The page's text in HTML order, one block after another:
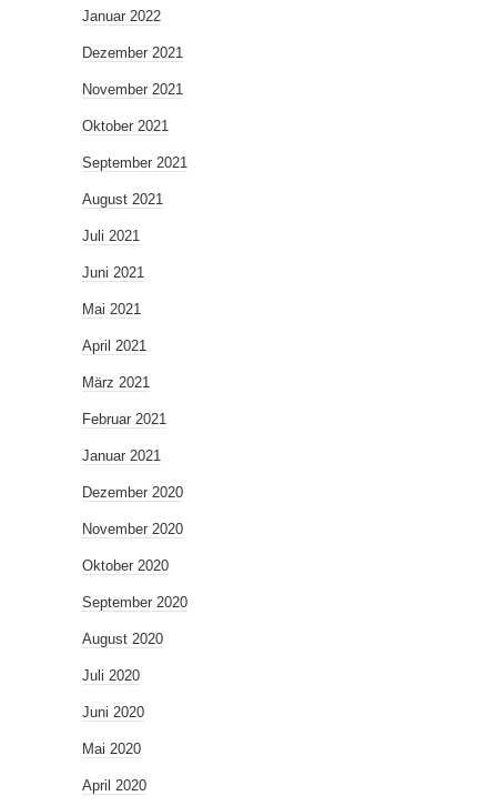
Januar 2022
Dezember 2021
November 2021
Oktober 2021
September 2021
August 2021
Juli 2021
Juni 2021
Mai 2021
April 2021
März 2021
Februar 2021
Januar 2021
Dezember 2020
November 2020
Oktober 2020
September 2020
August 2020
Juli 2020
Juni 2020
Mai 2020
April 2020